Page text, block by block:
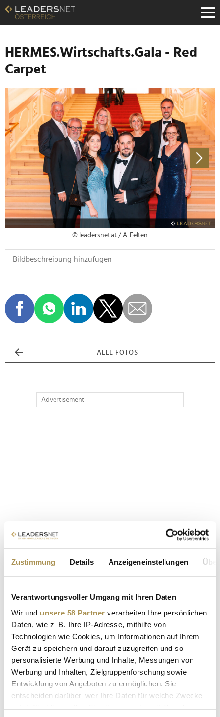
Zustimmung Details Anzeigeneinstellungen
Verantwortungsvoller Umgang mit Ihren Daten
Wir und unsere 58 Partner verarbeiten Ihre persönlichen
Daten, wie z. B. Ihre IP-Adresse, mithilfe von
Technologien wie Cookies, um Informationen auf Ihrem
Gerät zu speichern und darauf zuzugreifen und so
personalisierte Werbung und Inhalte, Messungen von
Werbung und Inhalten, Zielgruppenforschung sowie
Entwicklung von Angeboten zu ermöglichen. Sie
entscheiden darüber, wer Ihre Daten für welche Zwecke
Zum
Inhalt
Zur
Navigation
Zur
Hauptnavigation
HERMES.Wirtschafts.Gala - Red
Carpet
© leadersnet.at / A. Felten
ALLE FOTOS
Advertisement